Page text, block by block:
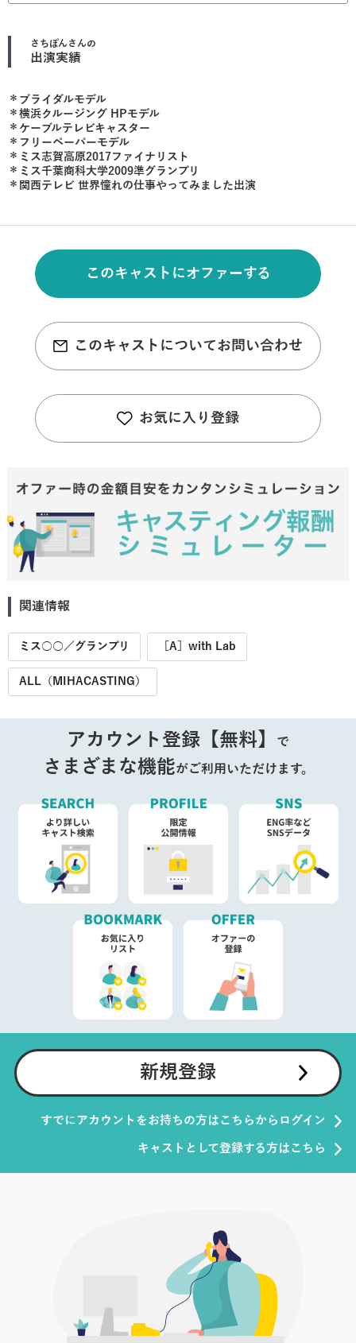
さちぽん さんの
出演実績
＊ブライダルモデル
＊横浜クルージング HPモデル
＊ケーブルテレビキャスター
＊フリーペーパーモデル
＊ミス志賀高原2017ファイナリスト
＊ミス千葉商科大学2009準グランプリ
＊関西テレビ 世界憧れの仕事やってみました出演
このキャストにオファーする
このキャストについてお問い合わせ
お気に入り登録
関連情報
ミス○○／グランプリ ［A］with Lab
ALL（MIHACASTING）
アカウント登録【無料】 で
さまざまな機能がご利用いただけます。
新規登録
すでにアカウントをお持ちの方はこちらからログイン
キャストとして登録する方はこちら